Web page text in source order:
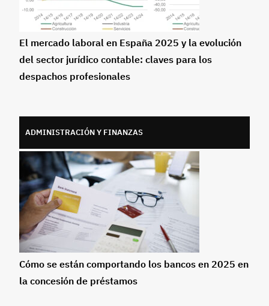
El mercado laboral en España 2025 y la evolución
del sector jurídico contable: claves para los
despachos profesionales
ADMINISTRACIÓN Y FINANZAS
Cómo se están comportando los bancos en 2025 en
la concesión de préstamos